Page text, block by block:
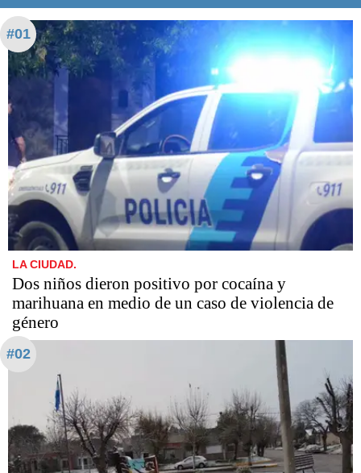
#01
LA CIUDAD.
Dos niños dieron positivo por cocaína y
marihuana en medio de un caso de violencia de
género
#02